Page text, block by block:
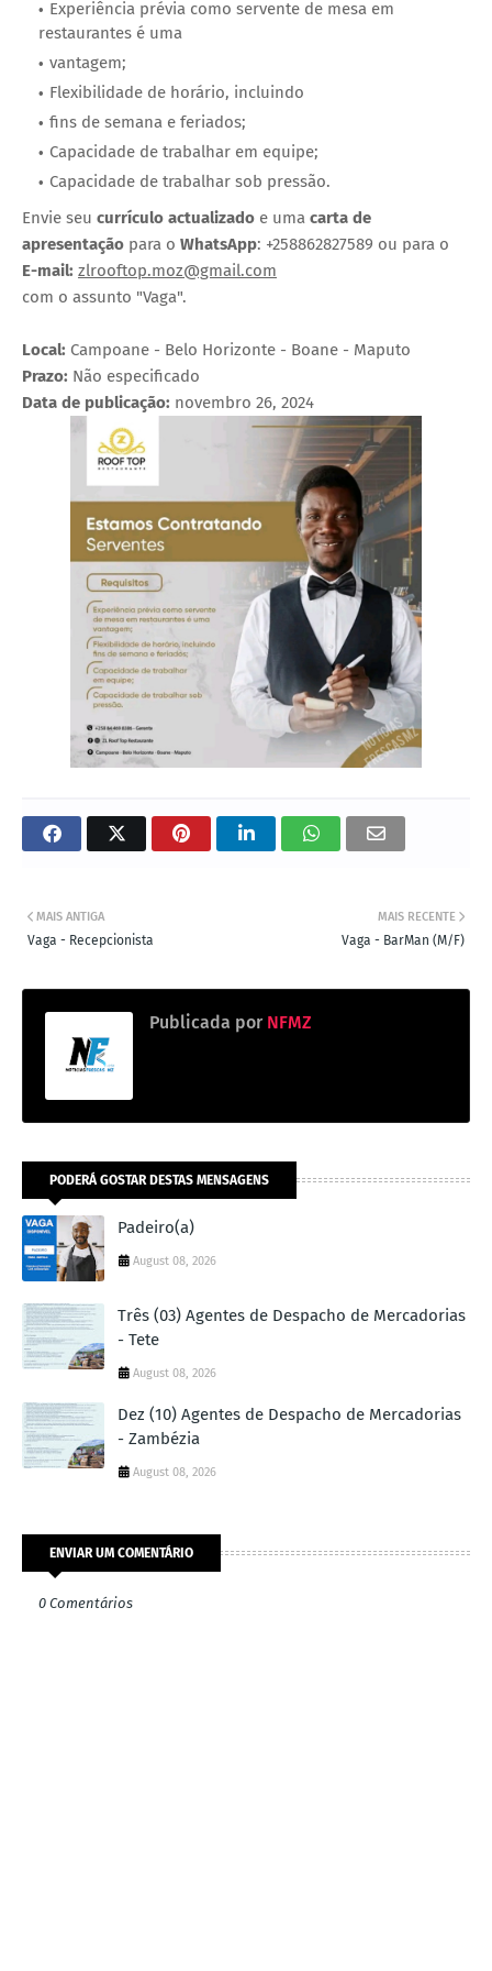
Experiência prévia como servente de mesa em
restaurantes é uma
vantagem;
Flexibilidade de horário, incluindo
fins de semana e feriados;
Capacidade de trabalhar em equipe;
Capacidade de trabalhar sob pressão.
Envie seu currículo actualizado e uma carta de
apresentação para o WhatsApp: +258862827589 ou para o
E-mail: zlrooftop.moz@gmail.com
com o assunto "Vaga".
Local: Campoane - Belo Horizonte - Boane - Maputo
Prazo: Não especificado
Data de publicação: novembro 26, 2024
MAIS RECENTE
Vaga - BarMan (M/F)
MAIS ANTIGA
Vaga - Recepcionista
Publicada por NFMZ
PODERÁ GOSTAR DESTAS MENSAGENS
Padeiro(a)
August 08, 2026
Três (03) Agentes de Despacho de Mercadorias
- Tete
August 08, 2026
Dez (10) Agentes de Despacho de Mercadorias
- Zambézia
August 08, 2026
ENVIAR UM COMENTÁRIO
0 Comentários